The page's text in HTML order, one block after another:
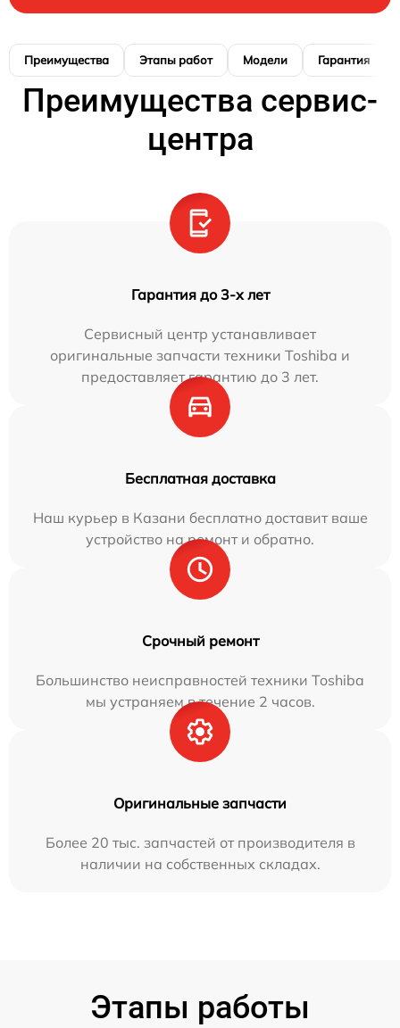
Преимущества Этапы работ Модели Гарантия
Преимущества сервис-
центра
Гарантия до 3-х лет
Сервисный центр устанавливает
оригинальные запчасти техники Toshiba и
предоставляет гарантию до 3 лет.
Бесплатная доставка
Наш курьер в Казани бесплатно доставит ваше
устройство на ремонт и обратно.
Срочный ремонт
Большинство неисправностей техники Toshiba
мы устраняем в течение 2 часов.
Оригинальные запчасти
Более 20 тыс. запчастей от производителя в
наличии на собственных складах.
Этапы работы